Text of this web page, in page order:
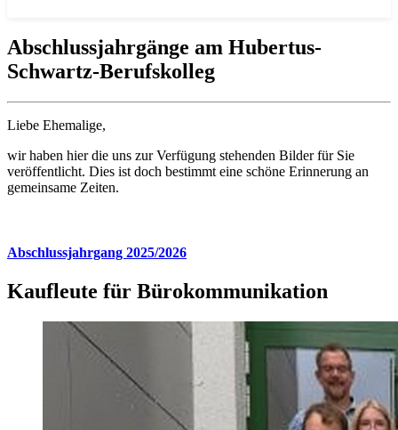
Abschlussjahrgänge am Hubertus-
Schwartz-Berufskolleg
Liebe Ehemalige,
wir haben hier die uns zur Verfügung stehenden Bilder für Sie
veröffentlicht. Dies ist doch bestimmt eine schöne Erinnerung an
gemeinsame Zeiten.
Abschlussjahrgang 2025/2026
Kaufleute für Bürokommunikation